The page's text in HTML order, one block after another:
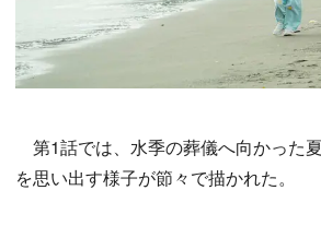
第1話では、水季の葬儀へ向かった
を思い出す様子が節々で描かれた。